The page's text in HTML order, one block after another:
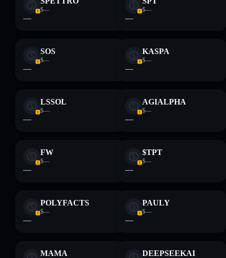
$—
—
$—
—
SOS
$—
—
KASPA
$—
—
LSSOL
$—
—
AGIALPHA
$—
—
FW
$—
—
$TPT
$—
—
POLYFACTS
$—
—
PAULY
$—
—
MAMA DEEPSEEKAI